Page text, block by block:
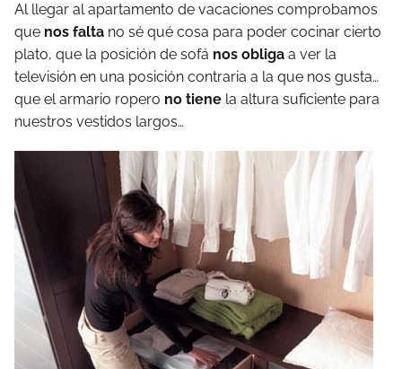
Al llegar al apartamento de vacaciones comprobamos
que nos falta no sé qué cosa para poder cocinar cierto
plato, que la posición de sofá nos obliga a ver la
televisión en una posición contraria a la que nos gusta…
que el armario ropero no tiene la altura suficiente para
nuestros vestidos largos…